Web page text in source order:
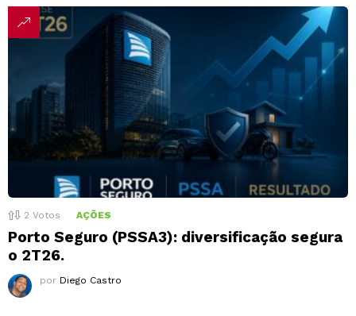
2 Votos AÇÕES
Porto Seguro (PSSA3): diversificação segura
o 2T26.
por Diego Castro